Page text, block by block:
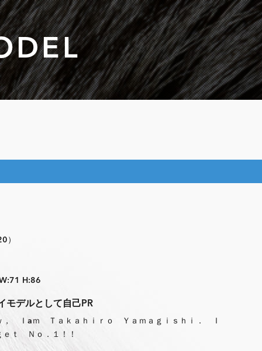
）
H:86
モデルとして自己PR
， Ｉaｍ Ｔａｋａｈｉｒｏ Ｙａｍａｇｉｓｈｉ． Ｉ
ｔ Ｎｏ．１！！